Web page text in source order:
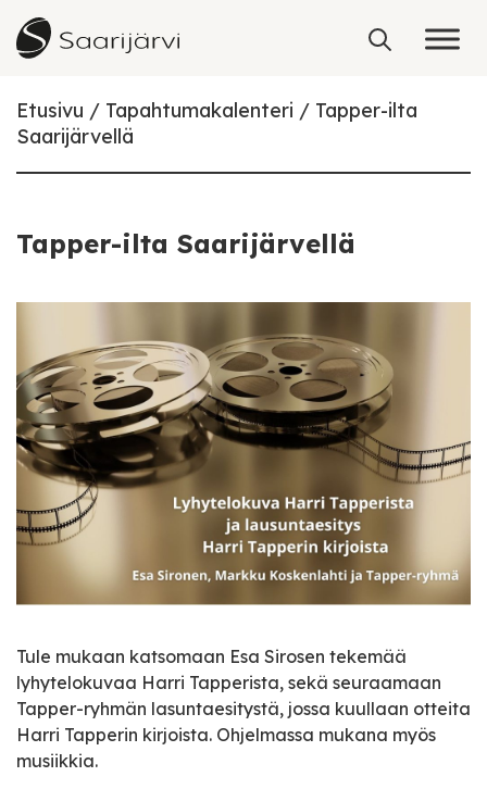
Skip to content
Etusivu Tapahtumakalenteri
Tapper-ilta
Saarijärvellä
Tapper-ilta Saarijärvellä
Tule mukaan katsomaan Esa Sirosen tekemää
lyhytelokuvaa Harri Tapperista, sekä seuraamaan
Tapper-ryhmän lasuntaesitystä, jossa kuullaan otteita
Harri Tapperin kirjoista. Ohjelmassa mukana myös
musiikkia.